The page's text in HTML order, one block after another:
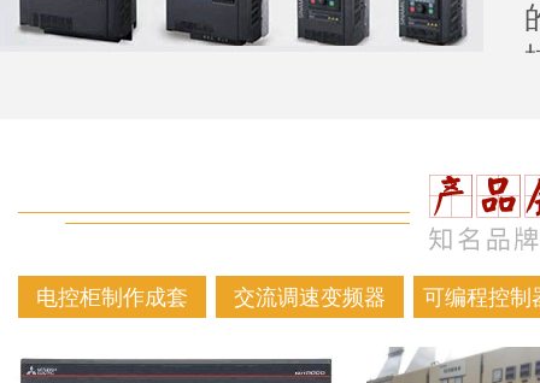
电控柜制作成套 交流调速变频器 可编程控制